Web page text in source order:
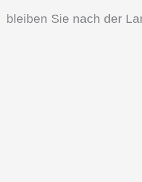
bleiben Sie nach der